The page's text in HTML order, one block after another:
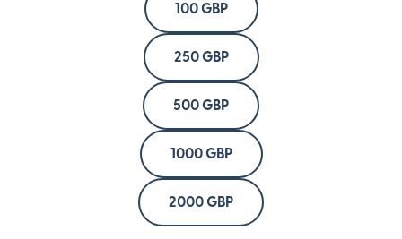
100 GBP
250 GBP
500 GBP
1000 GBP
2000 GBP